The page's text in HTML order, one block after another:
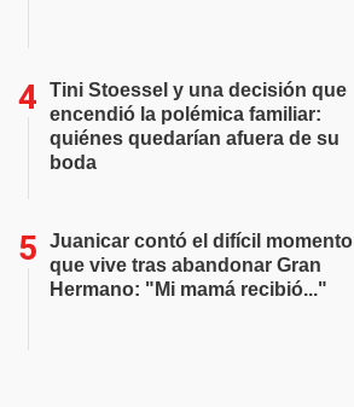
Tini Stoessel y una decisión que
encendió la polémica familiar:
quiénes quedarían afuera de su
boda
Juanicar contó el difícil momento
que vive tras abandonar Gran
Hermano: "Mi mamá recibió..."